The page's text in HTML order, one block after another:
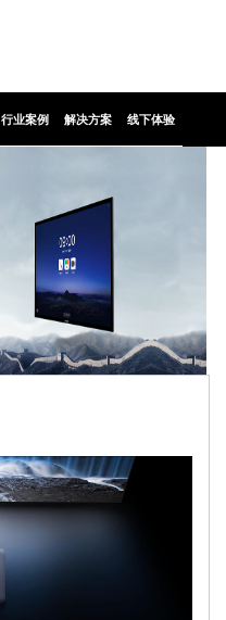
行业案例 解决方案 线下体验